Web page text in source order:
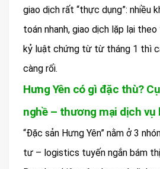
giao dịch rất “thực dụng”: nhiều
toán nhanh, giao dịch lặp lại
kỷ luật chứng từ từ tháng 1 thì
càng rối.
Hưng Yên có gì đặc thù?
nghề – thương mại dịch vụ
“Đặc sản Hưng Yên” nằm ở 3
tư – logistics tuyến ngắn bám